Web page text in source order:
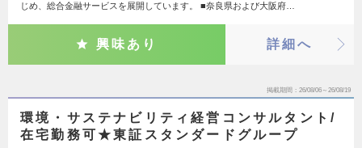
じめ、総合金融サービスを展開しています。 ■奈良県および大阪府…
興味あり 詳細へ
掲載期間 26/08/06～26/08/19
環境・サステナビリティ経営コンサルタント/
在宅勤務可★東証スタンダードグループ